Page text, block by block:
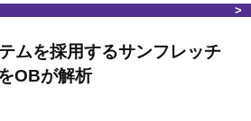
ムを採用するサンフレッチ
OBが解析